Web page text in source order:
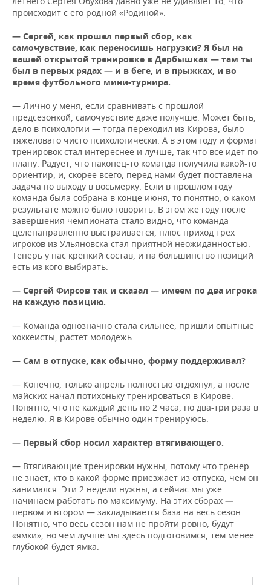
происходит с его родной «Родиной».
— Сергей, как прошел первый сбор, как
самочувствие, как переносишь нагрузки? Я был на
вашей открытой тренировке в Дербышках — там ты
был в первых рядах — и в беге, и в прыжках, и во
время футбольного мини-турнира.
— Лично у меня, если сравнивать с прошлой
предсезонкой, самочувствие даже получше. Может быть,
дело в психологии — тогда переходил из Кирова, было
тяжеловато чисто психологически. А в этом году и формат
тренировок стал интереснее и лучше, так что все идет по
плану. Радует, что наконец-то команда получила какой-то
ориентир, и, скорее всего, перед нами будет поставлена
задача по выходу в восьмерку. Если в прошлом году
команда была собрана в конце июня, то понятно, о каком
результате можно было говорить. В этом же году после
завершения чемпионата стало видно, что команда
целенаправленно выстраивается, плюс приход трех
игроков из Ульяновска стал приятной неожиданностью.
Теперь у нас крепкий состав, и на большинство позиций
есть из кого выбирать.
— Сергей Фирсов так и сказал — имеем по два игрока
на каждую позицию.
— Команда однозначно стала сильнее, пришли опытные
хоккеисты, растет молодежь.
— Сам в отпуске, как обычно, форму поддерживал?
— Конечно, только апрель полностью отдохнул, а после
майских начал потихоньку тренироваться в Кирове.
Понятно, что не каждый день по 2 часа, но два-три раза в
неделю. Я в Кирове обычно один тренируюсь.
— Первый сбор носил характер втягивающего.
— Втягивающие тренировки нужны, потому что тренер
не знает, кто в какой форме приезжает из отпуска, чем он
занимался. Эти 2 недели нужны, а сейчас мы уже
начинаем работать по максимуму. На этих сборах —
первом и втором — закладывается база на весь сезон.
Понятно, что весь сезон нам не пройти ровно, будут
«ямки», но чем лучше мы здесь подготовимся, тем менее
глубокой будет ямка.